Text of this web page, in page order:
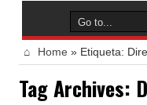
Home » Etiqueta:
Tag Archives: